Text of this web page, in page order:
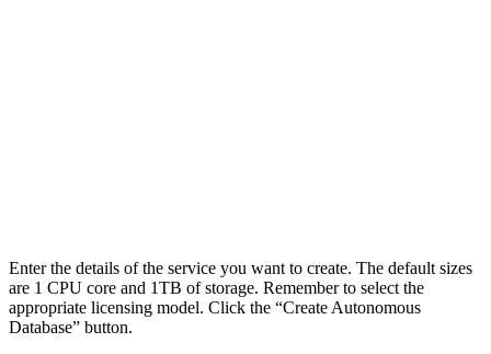
Enter the details of the service you want to create. The default sizes
are 1 CPU core and 1TB of storage. Remember to select the
appropriate licensing model. Click the “Create Autonomous
Database” button.